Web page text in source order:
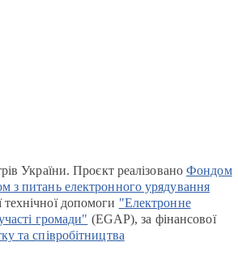
України. Проєкт реалізованоФондом
з питань електронного урядування
допомоги "Електронне
громади" (EGAP), за фінансової
та співробітництва